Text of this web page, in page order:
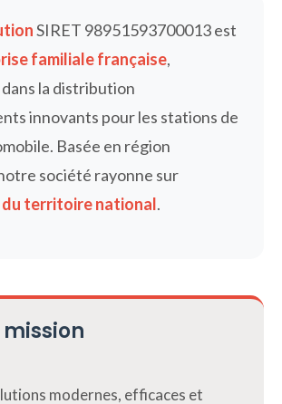
SIRET 98951593700013 est
familiale française,
la distribution
innovants pour les stations de
Basée en région
société rayonne sur
du territoire national.
modernes, efficaces et